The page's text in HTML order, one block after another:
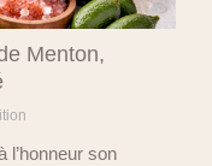
Menton,
l’honneur son